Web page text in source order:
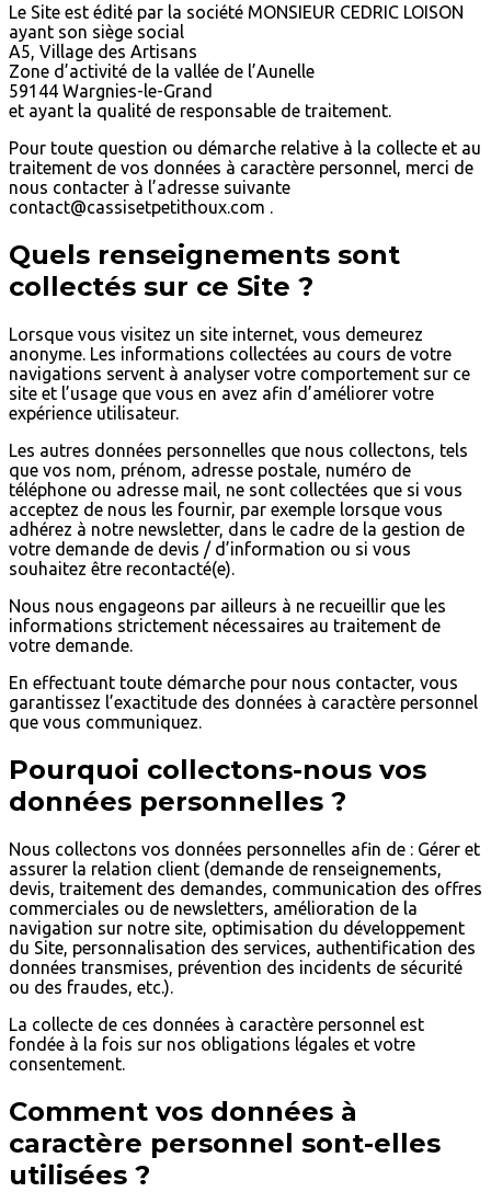
Le Site est édité par la société MONSIEUR CEDRIC LOISON
ayant son siège social
A5, Village des Artisans
Zone d’activité de la vallée de l’Aunelle
59144 Wargnies-le-Grand
et ayant la qualité de responsable de traitement.
Pour toute question ou démarche relative à la collecte et au
traitement de vos données à caractère personnel, merci de
nous contacter à l’adresse suivante
contact@cassisetpetithoux.com .
Quels renseignements sont
collectés sur ce Site ?
Lorsque vous visitez un site internet, vous demeurez
anonyme. Les informations collectées au cours de votre
navigations servent à analyser votre comportement sur ce
site et l’usage que vous en avez afin d’améliorer votre
expérience utilisateur.
Les autres données personnelles que nous collectons, tels
que vos nom, prénom, adresse postale, numéro de
téléphone ou adresse mail, ne sont collectées que si vous
acceptez de nous les fournir, par exemple lorsque vous
adhérez à notre newsletter, dans le cadre de la gestion de
votre demande de devis / d’information ou si vous
souhaitez être recontacté(e).
Nous nous engageons par ailleurs à ne recueillir que les
informations strictement nécessaires au traitement de
votre demande.
En effectuant toute démarche pour nous contacter, vous
garantissez l’exactitude des données à caractère personnel
que vous communiquez.
Pourquoi collectons-nous vos
données personnelles ?
Nous collectons vos données personnelles afin de : Gérer et
assurer la relation client (demande de renseignements,
devis, traitement des demandes, communication des offres
commerciales ou de newsletters, amélioration de la
navigation sur notre site, optimisation du développement
du Site, personnalisation des services, authentification des
données transmises, prévention des incidents de sécurité
ou des fraudes, etc.).
La collecte de ces données à caractère personnel est
fondée à la fois sur nos obligations légales et votre
consentement.
Comment vos données à
caractère personnel sont-elles
utilisées ?